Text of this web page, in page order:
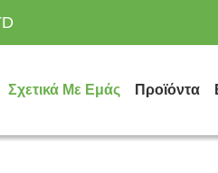
Σχετικά Με Εμάς Προϊόντα